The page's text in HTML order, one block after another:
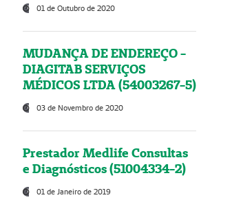
01 de Outubro de 2020
MUDANÇA DE ENDEREÇO -
DIAGITAB SERVIÇOS
MÉDICOS LTDA (54003267-5)
03 de Novembro de 2020
Prestador Medlife Consultas
e Diagnósticos (51004334-2)
01 de Janeiro de 2019